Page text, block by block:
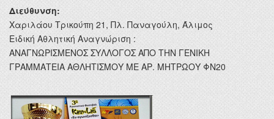
Διεύθυνση:
Χαριλάου Τρικούπη 21, Πλ. Παναγούλη, Άλιμος
Ειδική Αθλητική Αναγνώριση :
ΑΝΑΓΝΩΡΙΣΜΕΝΟΣ ΣΥΛΛΟΓΟΣ ΑΠΟ ΤΗΝ ΓΕΝΙΚΗ
ΓΡΑΜΜΑΤΕΙΑ ΑΘΛΗΤΙΣΜΟΥ ΜΕ ΑΡ. ΜΗΤΡΩΟΥ ΦΝ20